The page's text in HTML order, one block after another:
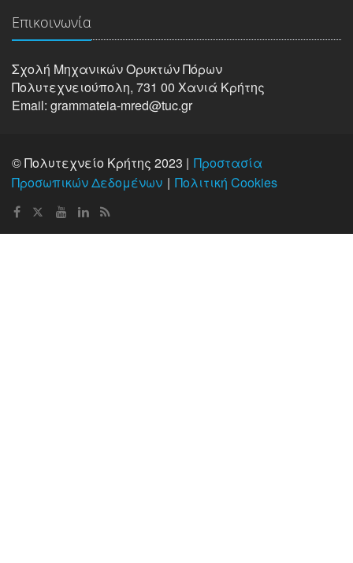
Επικοινωνία
Σχολή Μηχανικών Oρυκτών Πόρων
Πολυτεχνειούπολη, 731 00 Χανιά Κρήτης
Email: grammateia-mred@tuc.gr
© Πολυτεχνείο Κρήτης 2023 | Προστασία
Προσωπικών Δεδομένων
Πολιτική Cookies